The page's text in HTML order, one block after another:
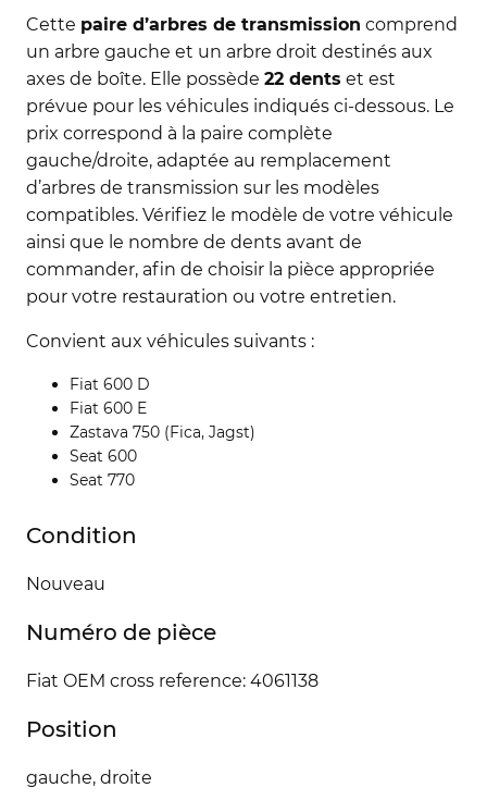
Cette paire d’arbres de transmission comprend
un arbre gauche et un arbre droit destinés aux
axes de boîte. Elle possède 22 dents et est
prévue pour les véhicules indiqués ci-dessous. Le
prix correspond à la paire complète
gauche/droite, adaptée au remplacement
d’arbres de transmission sur les modèles
compatibles. Vérifiez le modèle de votre véhicule
ainsi que le nombre de dents avant de
commander, afin de choisir la pièce appropriée
pour votre restauration ou votre entretien.
Convient aux véhicules suivants :
Fiat 600 D
Fiat 600 E
Zastava 750 (Fica, Jagst)
Seat 600
Seat 770
Condition
Nouveau
Numéro de pièce
Fiat OEM cross reference: 4061138
Position
gauche, droite